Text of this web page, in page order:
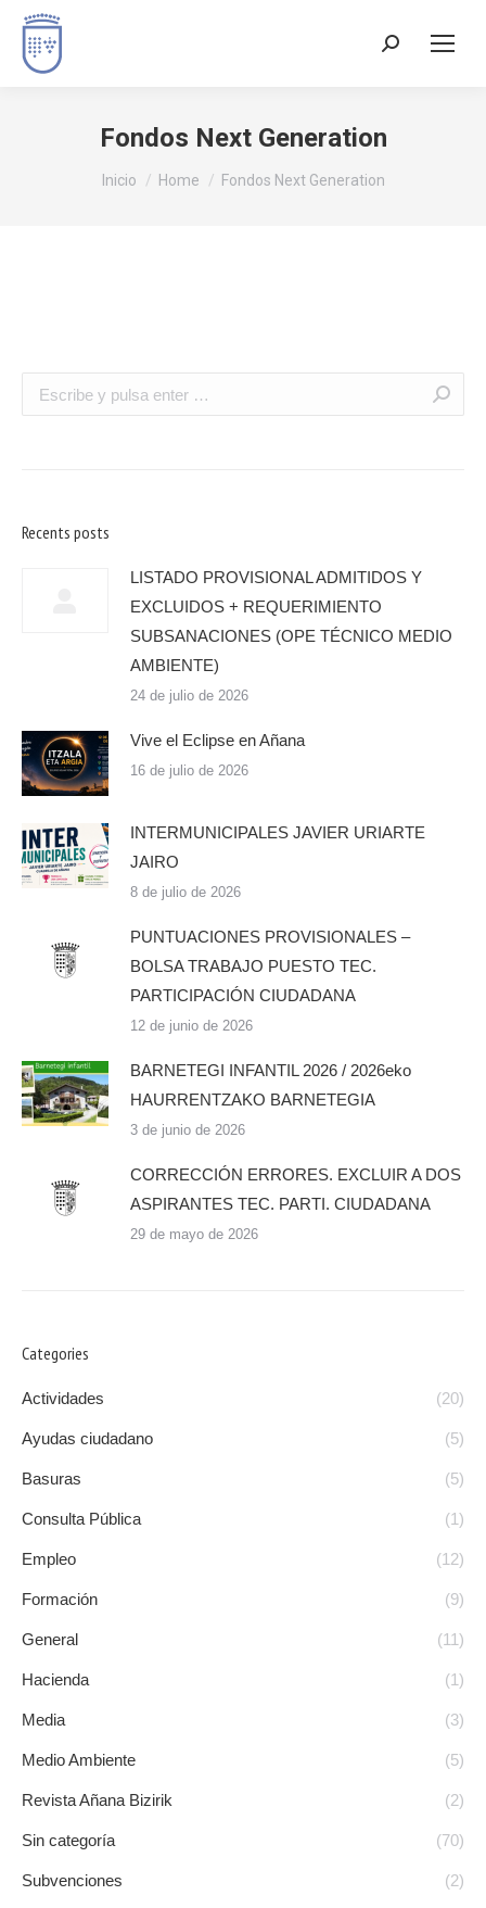
Fondos Next Generation
Estás aquí:
Inicio Home Fondos Next Generation
Recents posts
LISTADO PROVISIONAL ADMITIDOS Y
EXCLUIDOS + REQUERIMIENTO
SUBSANACIONES (OPE TÉCNICO MEDIO
AMBIENTE)
24 de julio de 2026
Vive el Eclipse en Añana
16 de julio de 2026
INTERMUNICIPALES JAVIER URIARTE
JAIRO
8 de julio de 2026
PUNTUACIONES PROVISIONALES –
BOLSA TRABAJO PUESTO TEC.
PARTICIPACIÓN CIUDADANA
12 de junio de 2026
BARNETEGI INFANTIL 2026 / 2026eko
HAURRENTZAKO BARNETEGIA
3 de junio de 2026
CORRECCIÓN ERRORES. EXCLUIR A DOS
ASPIRANTES TEC. PARTI. CIUDADANA
29 de mayo de 2026
Categories
Actividades (20)
Ayudas ciudadano (5)
Basuras (5)
Consulta Pública (1)
Empleo (12)
Formación (9)
General (11)
Hacienda (1)
Media (3)
Medio Ambiente (5)
Revista Añana Bizirik (2)
Sin categoría (70)
Subvenciones (2)